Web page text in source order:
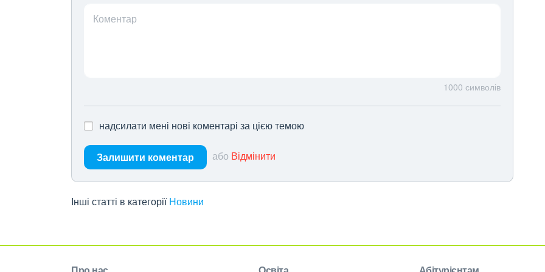
Коментар
1000 символів
надсилати мені нові коментарі за цією темою
Залишити коментар або Відмінити
Інші статті в категорії Новини